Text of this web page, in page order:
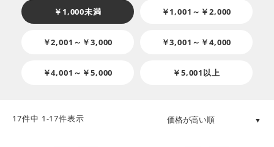
￥1,000未満 ￥1,001～￥2,000
￥2,001～￥3,000 ￥3,001～￥4,000
￥4,001～￥5,000 ￥5,001以上
17件中 1-17件表示